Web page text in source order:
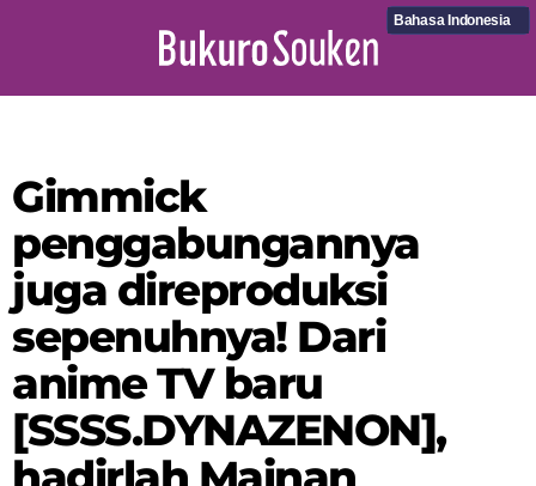
Bahasa Indonesia
Gimmick
penggabungannya
juga direproduksi
sepenuhnya! Dari
anime TV baru
[SSSS.DYNAZENON],